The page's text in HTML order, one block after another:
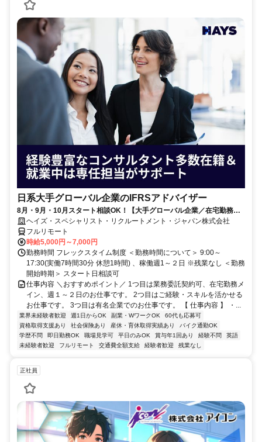
日系大手グローバル企業のIFRSアドバイザー
8月・9月・10月スタート相談OK！【大手グローバル企業／在宅勤務メ
イン／週1～2日勤務】IFRSアドバイザー
ヘイズ・スペシャリスト・リクルートメント・ジャパン株式会社
フルリモート
時給5,000円～7,000円
勤務時間 フレックスタイム制度 ＜勤務時間について＞ 9:00～
17:30(実働7時間30分 休憩1時間) 、稼働週1～２日 ※残業なし ＜勤務
開始時期＞ スタート日相談可
仕事内容 ＼おすすめポイント／ 1つ目は業務委託契約可、在宅勤務メ
イン、週１～２日のお仕事です。 2つ目はご経験・スキルを活かせる
お仕事です。 3つ目は有名企業でのお仕事です。 【 仕事内容 】 ・...
業界未経験者歓迎 週1日からOK 副業・WワークOK
60代も応募可
資格取得支援あり
社会保険あり 産休・育休取得実績あり
バイク通勤OK
学歴不問
即日勤務OK 職場見学可 平日のみOK 賞与年1回あり 経験不問
英語
未経験者歓迎
フルリモート 交通費全額支給 経験者歓迎 残業なし
正社員